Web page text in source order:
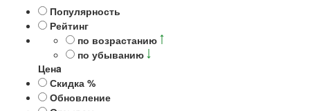
Популярность
Рейтинг
по возрастанию
по убыванию
Ценa
Скидка %
Обновление